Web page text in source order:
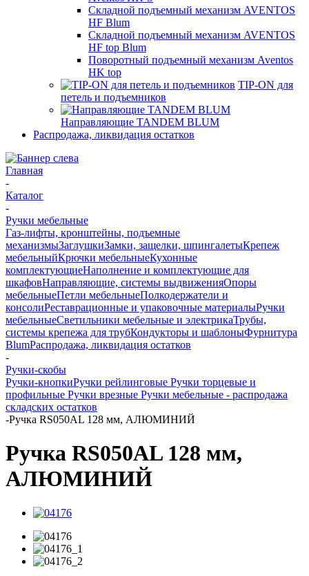
Складной подъемный механизм AVENTOS
HF Blum
Складной подъемный механизм AVENTOS
HF top Blum
Поворотный подъемный механизм Aventos
HK top
TIP-ON для
петель и подъемников
Направляющие TANDEM BLUM
Распродажа, ликвидация остатков
Главная
-
Каталог
-
Ручки мебельные
Газ-лифты, кронштейны, подъемные
механизмыЗаглушкиЗамки, защелки, шпингалетыКрепеж
мебельныйКрючки мебельныеКухонные
комплектующиеНаполнение и комплектующие для
шкафовНаправляющие, системы выдвиженияОпоры
мебельныеПетли мебельныеПолкодержатели и
консолиРеставрационные и упаковочные материалыРучки
мебельныеСветильники мебельные и электрикаТрубы,
системы крепежа для трубКондукторы и шаблоныФурнитура
BlumРаспродажа, ликвидация остатков
-
Ручки-скобы
Ручки-кнопкиРучки рейлинговые Ручки торцевые и
профильные Ручки врезные Ручки мебельные - распродажа
складских остатков
-Ручка RS050AL 128 мм, АЛЮМИНИЙ
Ручка RS050AL 128 мм,
АЛЮМИНИЙ